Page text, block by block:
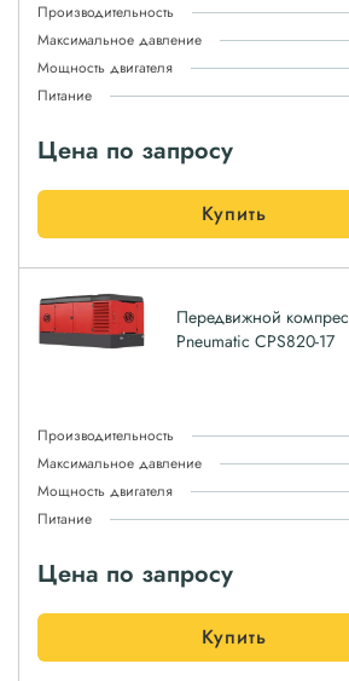
Производительность
Максимальное давление
Мощность двигателя
Питание
Цена по запросу
Купить
Передвижной
Pneumatic CPS820-17
Производительность
Максимальное давление
Мощность двигателя
Питание
Цена по запросу
Купить